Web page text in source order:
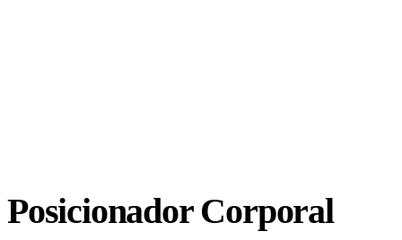
Posicionador Corporal